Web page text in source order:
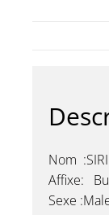
Nom
Affixe:
Sexe